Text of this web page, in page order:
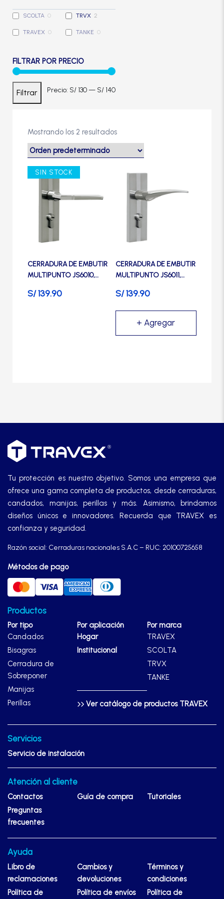
Cerradura de Sobreponer
Cerradura eléctrica
Cerraduras Digitales
Cerrojos
Cierrapuertas
Manillones
Otros
TANKE
Mostrando los 2 resultados
CERRADURA DE EMBUTIR
MULTIPUNTO JS6010,
TRVX
S/139.90
SIN STOCK
CERRADURA DE EMBUTIR
MULTIPUNTO JS6011,
TRVX
S/139.90
SCOLTA 0
TRAVEX 0
TRVX 2
TANKE 0
FILTRAR POR PRECIO
Precio
Precio
Filtrar Precio: S/ 130— S/ 140
Tu protección es nuestro objetivo. Somos una empresa que
ofrece una gama completa de productos, desde cerraduras,
candados, manijas, perillas y más. Asimismo, brindamos
diseños únicos e innovadores. Recuerda que TRAVEX es
confianza y seguridad.
Razón social: Cerraduras nacionales S.A.C – RUC: 20100725658
Métodos de pago
Productos
Por tipo
Candados
Bisagras
Cerradura de
Sobreponer
Manijas
Perillas
Por aplicación
Hogar
Institucional
Por marca
TRAVEX
SCOLTA
TRVX
TANKE
Ver catálogo de productos TRAVEX
Servicios
Servicio de instalación
Atención al cliente
Contactos Guía de compra
Tutoriales
Preguntas
frecuentes
Ayuda
Libro de
reclamaciones
Cambios y
devoluciones
Términos y
condiciones
Política de
Política de envíos Política de